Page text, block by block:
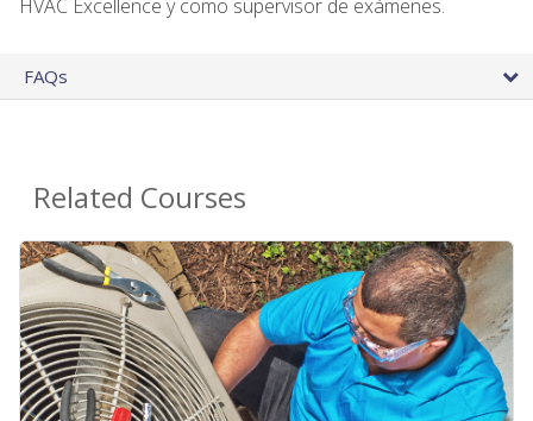
HVAC Excellence y como supervisor de exámenes.
FAQs
Related Courses